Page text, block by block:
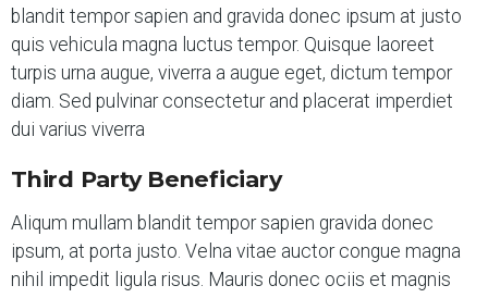
blandit tempor sapien and gravida donec ipsum at justo
quis vehicula magna luctus tempor. Quisque laoreet
turpis urna augue, viverra a augue eget, dictum tempor
diam. Sed pulvinar consectetur and placerat imperdiet
dui varius viverra
Third Party Beneficiary
Aliqum mullam blandit tempor sapien gravida donec
ipsum, at porta justo. Velna vitae auctor congue magna
nihil impedit ligula risus. Mauris donec ociis et magnis